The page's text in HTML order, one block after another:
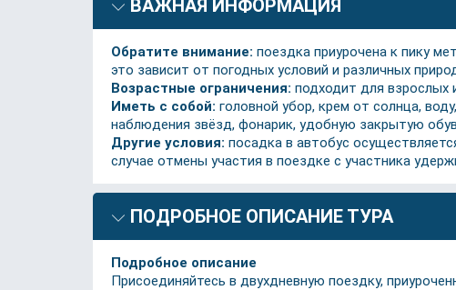
ВАЖНАЯ ИНФОРМАЦИЯ
Обратите внимание: поездка приурочена к пику
это зависит от погодных условий и различных
Возрастные ограничения: подходит для взрослых
Иметь с собой: головной убор, крем от солнца,
наблюдения звёзд, фонарик, удобную закрытую
Другие условия: посадка в автобус
случае отмены участия в поездке с участника
ПОДРОБНОЕ ОПИСАНИЕ ТУРА
Подробное описание
Присоединяйтесь в двухдневную поездку,